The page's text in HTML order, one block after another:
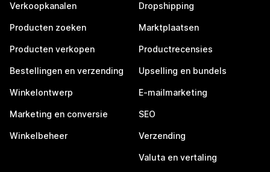
Verkoopkanalen
Producten zoeken
Producten verkopen
Bestellingen en verzending
Winkelontwerp
Marketing en conversie
Winkelbeheer
Dropshipping
Marktplaatsen
Productrecensies
Upselling en bundels
E-mailmarketing
SEO
Verzending
Valuta en vertaling